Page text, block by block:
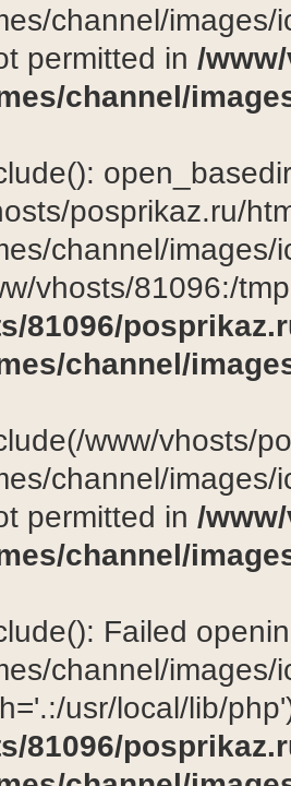
channel/
permitted in /
channel/
posprikaz.ru/
channel/
vhosts/81096:/
81096/
channel/
www/vhosts/
channel/
permitted in /
channel/
Failed
channel/images/
usr/local/lib/
81096/